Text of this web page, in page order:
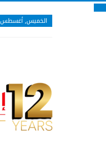
الخميس, أغسطس 6, 2026